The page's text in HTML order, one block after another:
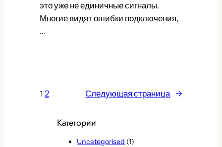
это уже не единичные сигналы.
Многие видят ошибки подключения,
…
1 2 Следующая страница →
Категории
Uncategorised (1)